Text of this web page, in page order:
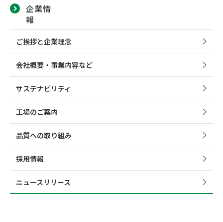
企業情
報
ご挨拶と企業理念
会社概要・事業内容など
サステナビリティ
工場のご案内
品質への取り組み
採用情報
ニュースリリース